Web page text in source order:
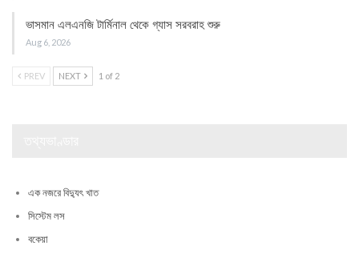
ভাসমান এলএনজি টার্মিনাল থেকে গ্যাস সরবরাহ শুরু
Aug 6, 2026
PREV NEXT 1 of 2
এক নজরে বিদ্যুৎ খাত
সিস্টেম লস
বকেয়া